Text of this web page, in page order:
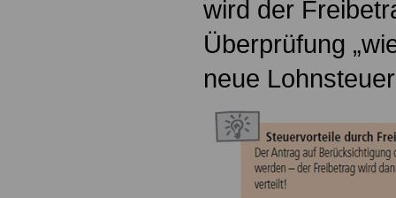
wird der
Überprüfung
neue